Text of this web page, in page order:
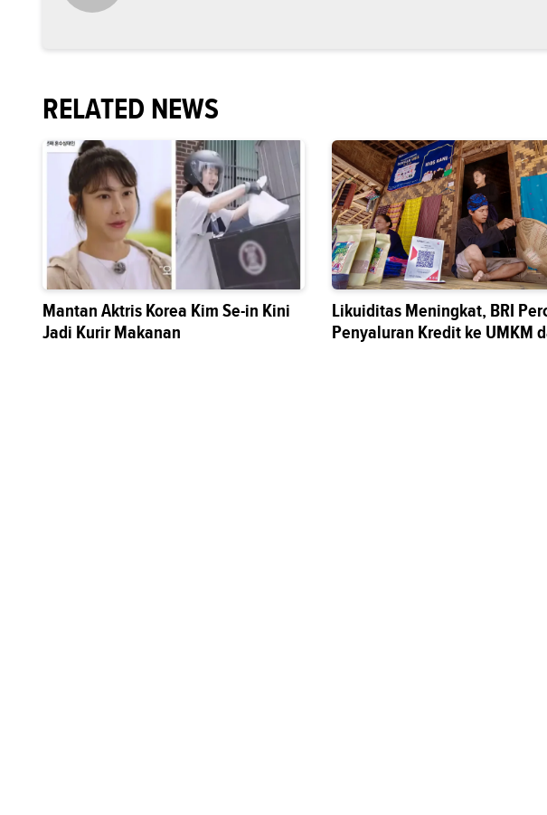
RELATED NEWS
Mantan Aktris Korea Kim Se-in Kini
Jadi Kurir Makanan
Likuiditas Meningkat, BRI
Penyaluran Kredit ke UMKM